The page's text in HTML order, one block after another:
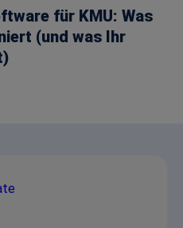
für KMU: Was
(und was Ihr